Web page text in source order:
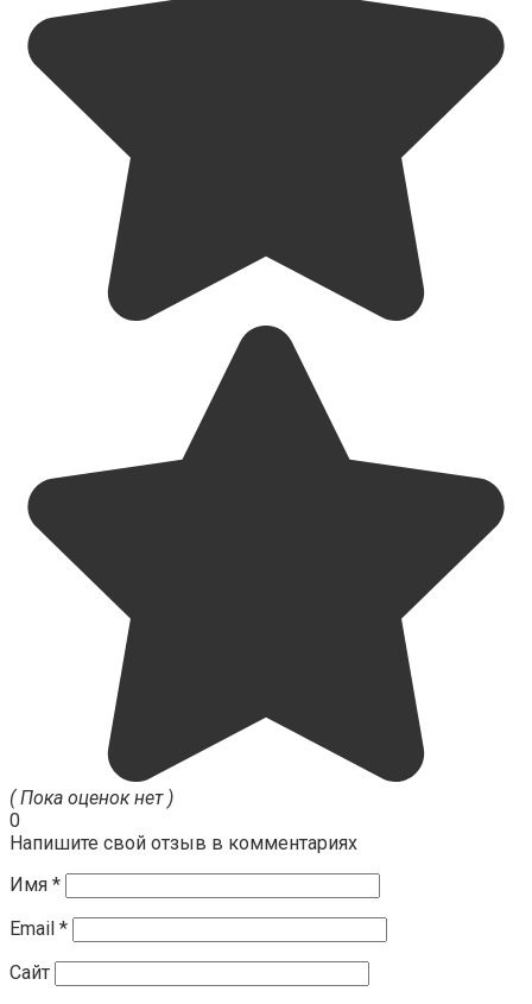
( Пока оценок нет )
0
Напишите свой отзыв в комментариях
Имя *
Email *
Сайт